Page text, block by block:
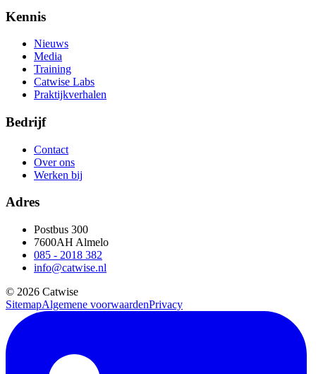
Kennis
Nieuws
Media
Training
Catwise Labs
Praktijkverhalen
Bedrijf
Contact
Over ons
Werken bij
Adres
Postbus 300
7600AH Almelo
085 - 2018 382
info@catwise.nl
© 2026 Catwise
SitemapAlgemene voorwaardenPrivacy